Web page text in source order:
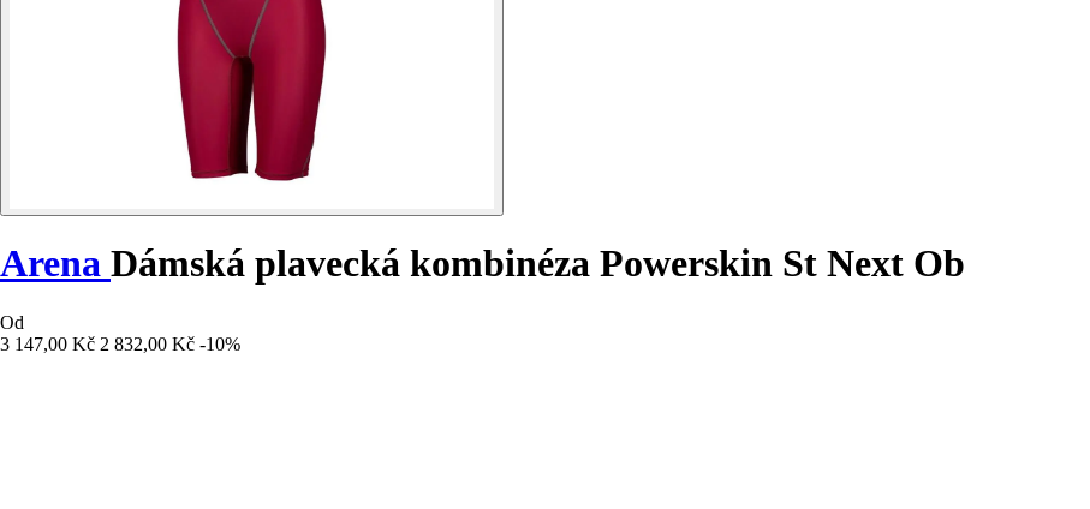
Arena Dámská plavecká kombinéza Powerskin St Next Ob
Od
3 147,00 Kč 2 832,00 Kč -10%